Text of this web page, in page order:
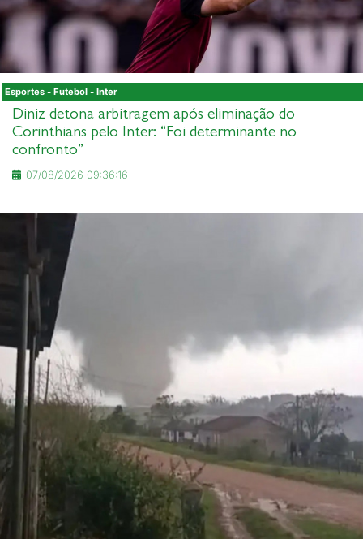
Esportes - Futebol - Inter
Diniz detona arbitragem após eliminação do
Corinthians pelo Inter: “Foi determinante no
confronto”
07/08/2026 09:36:16